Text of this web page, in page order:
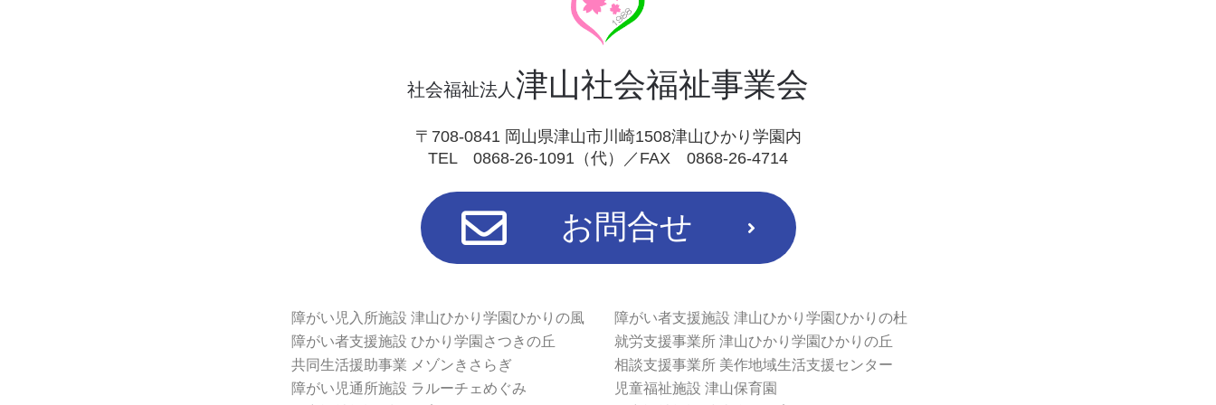
社会福祉法人津山社会福祉事業会
〒708-0841 岡山県津山市川崎1508津山ひかり学園内
TEL 0868-26-1091（代）／FAX 0868-26-4714
お問合せ
障がい児入所施設 津山ひかり学園ひかりの風
障がい者支援施設 ひかり学園さつきの丘
共同生活援助事業 メゾンきさらぎ
障がい児通所施設 ラルーチェめぐみ
障がい者支援施設 津山ひかり学園ひかりの杜
就労支援事業所 津山ひかり学園ひかりの丘
相談支援事業所 美作地域生活支援センター
児童福祉施設 津山保育園